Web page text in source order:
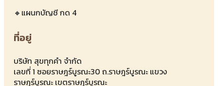
🔸แผนกบัญชี กด 4
ที่อยู่
บริษัท สุขทุกคำ จำกัด
เลขที่ 1 ซอยราษฎร์บูรณะ30 ถ.ราษฎร์บูรณะ แขวง
ราษฎร์บูรณะ เขตราษฎร์บูรณะ